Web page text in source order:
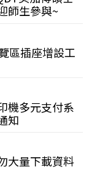
師生參與~
區插座增設工
機多元支付系
知
大量下載資料